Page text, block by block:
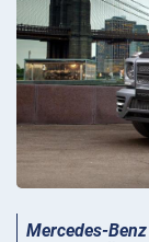
Mercedes-